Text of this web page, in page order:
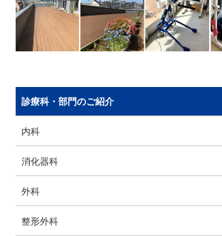
診療科・部門のご紹介
内科
血液内科
循環器科
糖尿病内科
消化器科
外科
整形外科